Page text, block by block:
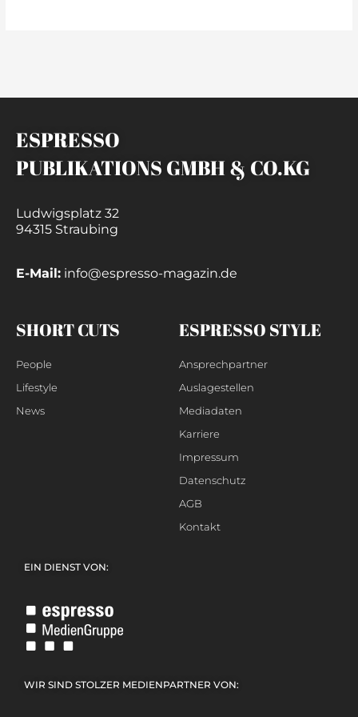
ESPRESSO
PUBLIKATIONS GMBH & CO.KG
Ludwigsplatz 32
94315 Straubing
E-Mail: info@espresso-magazin.de
SHORT CUTS
People
Lifestyle
News
ESPRESSO STYLE
Ansprechpartner
Auslagestellen
Mediadaten
Karriere
Impressum
Datenschutz
AGB
Kontakt
EIN DIENST VON:
WIR SIND STOLZER MEDIENPARTNER VON: